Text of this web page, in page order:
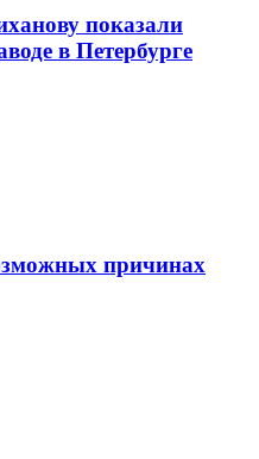
показали
в Петербурге
причинах